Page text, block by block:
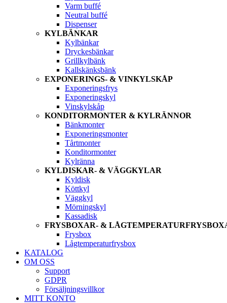
Varm buffé
Neutral buffé
Dispenser
KYLBÄNKAR
Kylbänkar
Dryckesbänkar
Grillkylbänk
Kallskänksbänk
EXPONERINGS- & VINKYLSKÅP
Exponeringsfrys
Exponeringskyl
Vinskylskåp
KONDITORMONTER & KYLRÄNNOR
Bänkmonter
Exponeringsmonter
Tårtmonter
Konditormonter
Kylränna
KYLDISKAR- & VÄGGKYLAR
Kyldisk
Köttkyl
Väggkyl
Mörningskyl
Kassadisk
FRYSBOXAR- &
Frysbox
Lågtemperaturfrysbox
KATALOG
OM OSS
Support
GDPR
Försäljningsvillkor
MITT KONTO